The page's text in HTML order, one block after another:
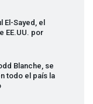
Sayed, el
EE.UU. por
Blanche, se
todo el país la